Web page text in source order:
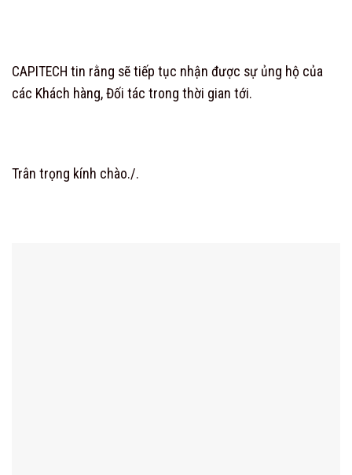
CAPITECH tin rằng sẽ tiếp tục nhận được sự ủng hộ của
các Khách hàng, Đối tác trong thời gian tới.
Trân trọng kính chào./.